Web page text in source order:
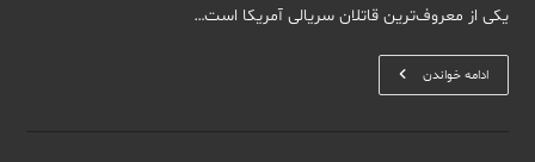
یکی از معروف‌ترین قاتلان سریالی آمریکا است…
ادامه خواندنمستند
Son